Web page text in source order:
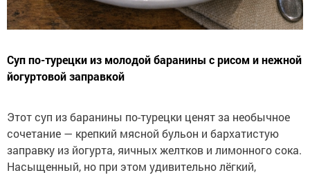
Суп по-турецки из молодой баранины с рисом и нежной
йогуртовой заправкой
Этот суп из баранины по-турецки ценят за необычное
сочетание — крепкий мясной бульон и бархатистую
заправку из йогурта, яичных желтков и лимонного сока.
Насыщенный, но при этом удивительно лёгкий,